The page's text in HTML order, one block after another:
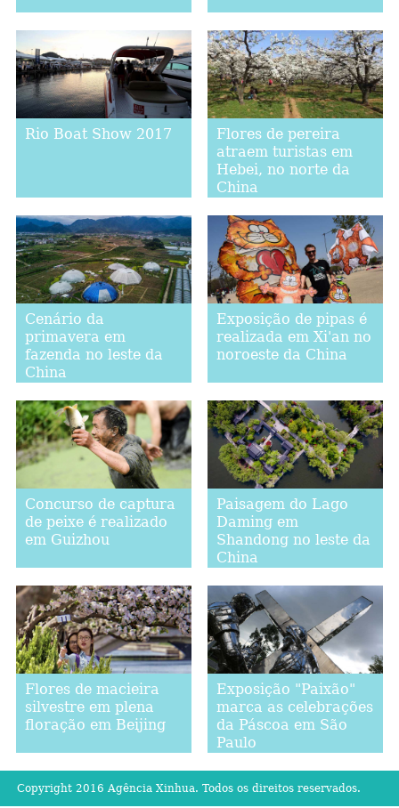
Rio Boat Show 2017
Flores de pereira
atraem turistas em
Hebei, no norte da
China
Cenário da
primavera em
fazenda no leste da
China
Exposição de pipas é
realizada em Xi'an no
noroeste da China
Concurso de captura
de peixe é realizado
em Guizhou
Paisagem do Lago
Daming em
Shandong no leste da
China
Flores de macieira
silvestre em plena
floração em Beijing
Exposição "Paixão"
marca as celebrações
da Páscoa em São
Paulo
Copyright 2016 Agência Xinhua. Todos os direitos reservados.